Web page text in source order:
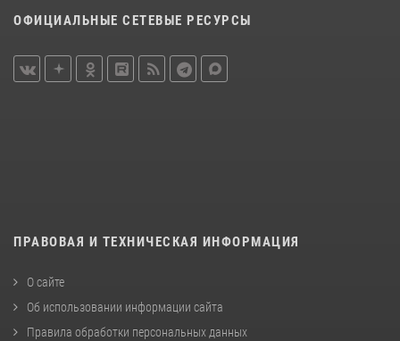
ОФИЦИАЛЬНЫЕ СЕТЕВЫЕ РЕСУРСЫ
ПРАВОВАЯ И ТЕХНИЧЕСКАЯ ИНФОРМАЦИЯ
О сайте
Об использовании информации сайта
Правила обработки персональных данных